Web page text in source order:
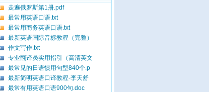
走遍俄罗斯第1册.pdf
最常用英语口语.txt
最常用商务英语口语.txt
最新英语国际音标教程（完整）
作文写作.txt
专业翻译员实用指引（高清英文
最常见的日语惯用句型840个.p
最新简明英语口译教程-李天舒
最常有用英语口语900句.doc